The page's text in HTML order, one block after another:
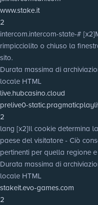
www.stake.it
2
intercom.intercom-state-# [x2]
rimpicciolito o chiuso la
sito.
Durata massima di
locale HTML
live.hubcasino.cloud
prelive0-
2
lang [x2]Il cookie determina
paese del visitatore - Ciò
pertinenti per quella regione
Durata massima di
locale HTML
stakeit.evo-games.com
2